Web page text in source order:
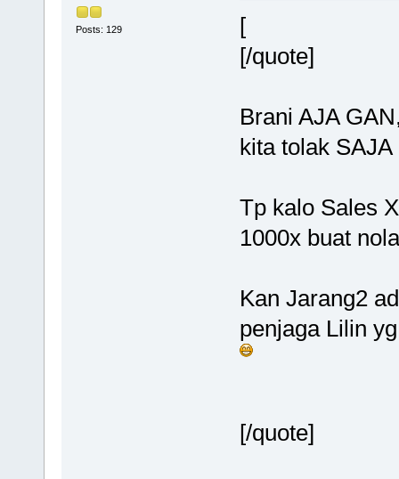
Posts: 129
[
[/quote]
Brani AJA
kita tolak
Tp kalo Sales
1000x buat
Kan Jarang2
penjaga Lilin
[/quote]